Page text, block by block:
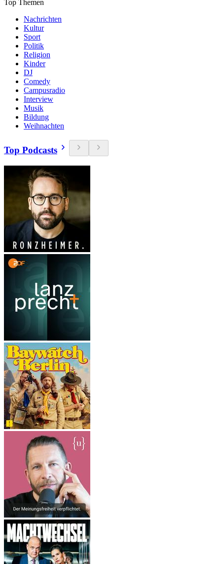
Top Themen
Nachrichten
Kultur
Sport
Politik
Religion
Kinder
DJ
Comedy
Campusradio
Interview
Musik
Bildung
Weihnachten
Top Podcasts